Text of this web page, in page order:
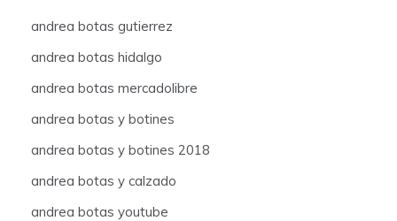
andrea botas gutierrez
andrea botas hidalgo
andrea botas mercadolibre
andrea botas y botines
andrea botas y botines 2018
andrea botas y calzado
andrea botas youtube